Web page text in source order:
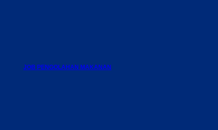
JOB PENGOLAHAN MAKANAN